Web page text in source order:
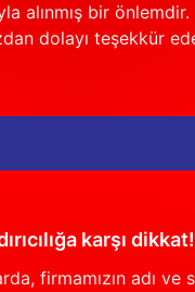
alınmış bir önlemdir.
dolayı teşekkür
karşı dikkat!
firmamızın adı ve